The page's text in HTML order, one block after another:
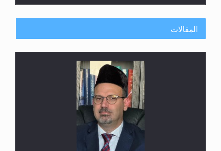
اليوم الوطني الرياضي لمجلس أنصار الله في هولندا
المقالات